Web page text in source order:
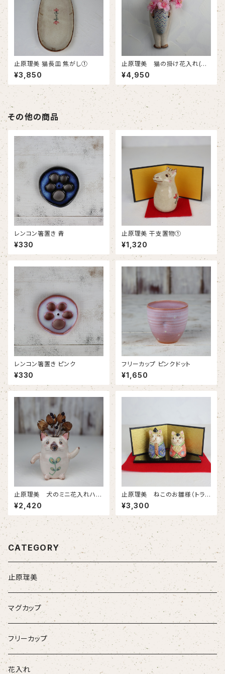
止原理美 猫長皿 焦がし①
¥3,850
止原理美 猫の掛け花入れ(シ
ャム猫)
¥4,950
その他の商品
レンコン箸置き 青
¥330
止原理美 干支置物①
¥1,320
レンコン箸置き ピンク
¥330
フリーカップ ピンクドット
¥1,650
止原理美 犬のミニ花入れハニ
ワポーズ
¥2,420
止原理美 ねこのお雛様（トラ
猫）
¥3,300
CATEGORY
止原理美
マグカップ
フリーカップ
花入れ